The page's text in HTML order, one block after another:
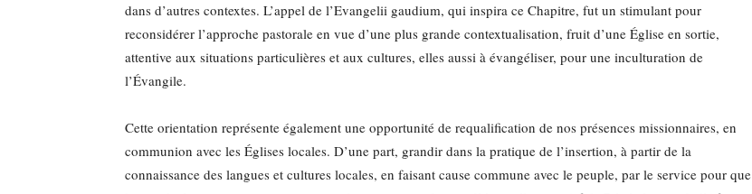
dans d’autres contextes. L’appel de l’Evangelii gaudium, qui inspira ce Chapitre, fut un stimulant pour
reconsidérer l’approche pastorale en vue d’une plus grande contextualisation, fruit d’une Église en sortie,
attentive aux situations particulières et aux cultures, elles aussi à évangéliser, pour une inculturation de
l’Évangile.
Cette orientation représente également une opportunité de requalification de nos présences missionnaires, en
communion avec les Églises locales. D’une part, grandir dans la pratique de l’insertion, à partir de la
connaissance des langues et cultures locales, en faisant cause commune avec le peuple, par le service pour que